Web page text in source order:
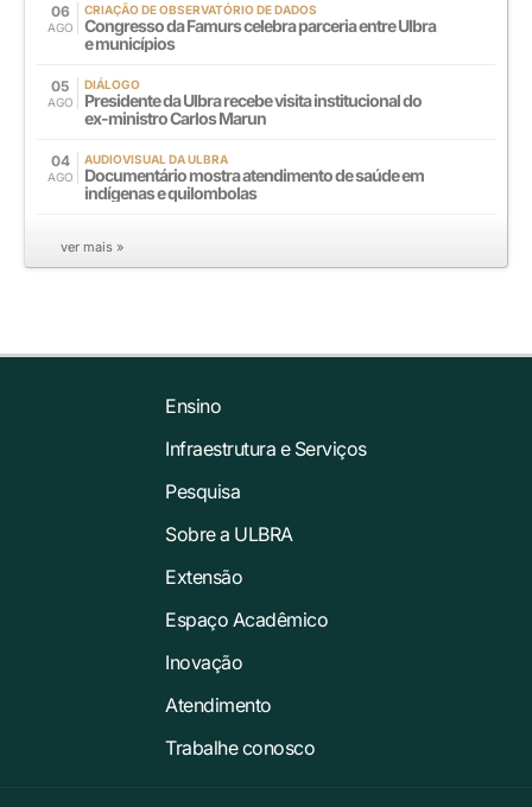
06
AGO
CRIAÇÃO DE OBSERVATÓRIO DE DADOS
Congresso da Famurs celebra parceria entre Ulbra
e municípios
05
AGO
DIÁLOGO
Presidente da Ulbra recebe visita institucional do
ex-ministro Carlos Marun
04
AGO
AUDIOVISUAL DA ULBRA
Documentário mostra atendimento de saúde em
indígenas e quilombolas
ver mais »
Ensino
Infraestrutura e Serviços
Pesquisa
Sobre a ULBRA
Extensão
Espaço Acadêmico
Inovação
Atendimento
Trabalhe conosco